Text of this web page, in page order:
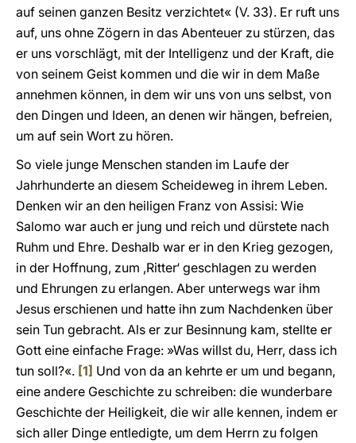
auf seinen ganzen Besitz verzichtet« (V. 33). Er ruft uns
auf, uns ohne Zögern in das Abenteuer zu stürzen, das
er uns vorschlägt, mit der Intelligenz und der Kraft, die
von seinem Geist kommen und die wir in dem Maße
annehmen können, in dem wir uns von uns selbst, von
den Dingen und Ideen, an denen wir hängen, befreien,
um auf sein Wort zu hören.
So viele junge Menschen standen im Laufe der
Jahrhunderte an diesem Scheideweg in ihrem Leben.
Denken wir an den heiligen Franz von Assisi: Wie
Salomo war auch er jung und reich und dürstete nach
Ruhm und Ehre. Deshalb war er in den Krieg gezogen,
in der Hoffnung, zum ‚Ritter‘ geschlagen zu werden
und Ehrungen zu erlangen. Aber unterwegs war ihm
Jesus erschienen und hatte ihn zum Nachdenken über
sein Tun gebracht. Als er zur Besinnung kam, stellte er
Gott eine einfache Frage: »Was willst du, Herr, dass ich
tun soll?«. [1] Und von da an kehrte er um und begann,
eine andere Geschichte zu schreiben: die wunderbare
Geschichte der Heiligkeit, die wir alle kennen, indem er
sich aller Dinge entledigte, um dem Herrn zu folgen